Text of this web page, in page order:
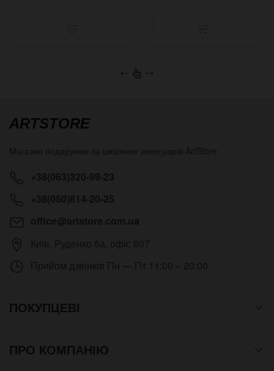
← →
ARTSTORE
ПОКУПЦЕВІ
ПРО КОМПАНІЮ